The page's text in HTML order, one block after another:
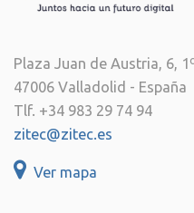
Plaza Juan de Austria, 6,
47006 Valladolid - España
Tlf. +34 983 29 74 94
zitec@zitec.es
Ver mapa